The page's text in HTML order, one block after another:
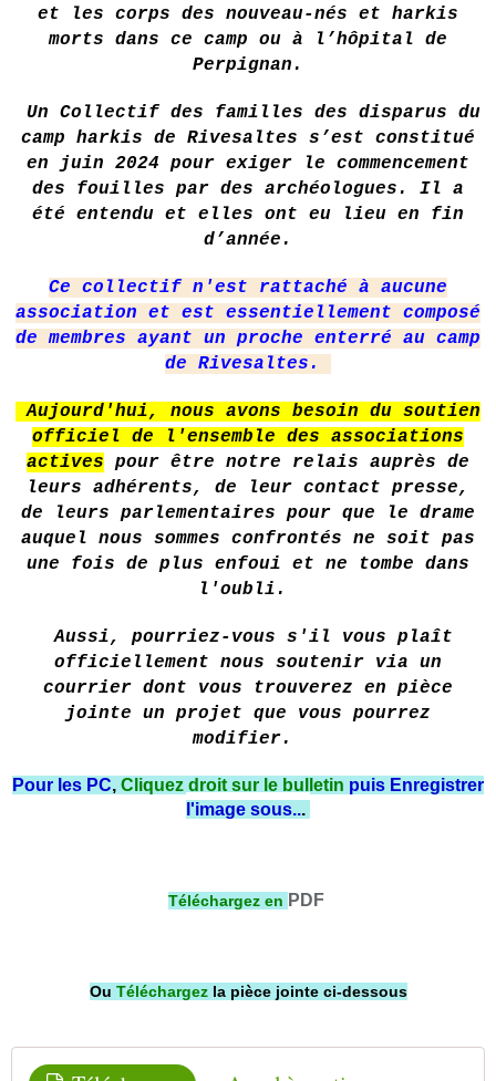
et les corps des nouveau-nés et harkis
morts dans ce camp ou à l’hôpital de
Perpignan.
Un Collectif des familles des disparus du
camp harkis de Rivesaltes s’est constitué
en juin 2024 pour exiger le commencement
des fouilles par des archéologues. Il a
été entendu et elles ont eu lieu en fin
d’année.
Ce collectif n'est rattaché à aucune
association et est essentiellement composé
de membres ayant un proche enterré au camp
de Rivesaltes.
Aujourd'hui, nous avons besoin du soutien
officiel de l'ensemble des associations
actives pour être notre relais auprès de
leurs adhérents, de leur contact presse,
de leurs parlementaires pour que le drame
auquel nous sommes confrontés ne soit pas
une fois de plus enfoui et ne tombe dans
l'oubli.
Aussi, pourriez-vous s'il vous plaît
officiellement nous soutenir via un
courrier dont vous trouverez en pièce
jointe un projet que vous pourrez
modifier.
Pour les PC, Cliquez droit sur le bulletin puis Enregistrer
l'image sous...
Téléchargezen PDF
Ou Téléchargezla pièce jointe ci-dessous